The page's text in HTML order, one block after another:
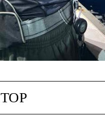
TOP